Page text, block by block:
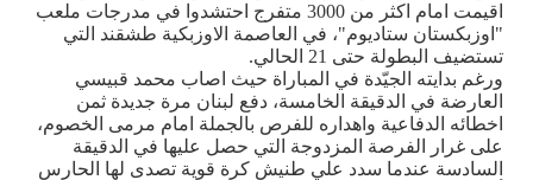
اقيمت امام اكثر من 3000 متفرج احتشدوا في مدرجات ملعب
"اوزبكستان ستاديوم"، في العاصمة الاوزبكية طشقند التي
تستضيف البطولة حتى 21 الحالي.
ورغم بدايته الجيّدة في المباراة حيث اصاب محمد قبيسي
العارضة في الدقيقة الخامسة، دفع لبنان مرة جديدة ثمن
اخطائه الدفاعية واهداره للفرص بالجملة امام مرمى الخصوم،
على غرار الفرصة المزدوجة التي حصل عليها في الدقيقة
السادسة عندما سدد علي طنيش كرة قوية تصدى لها الحارس